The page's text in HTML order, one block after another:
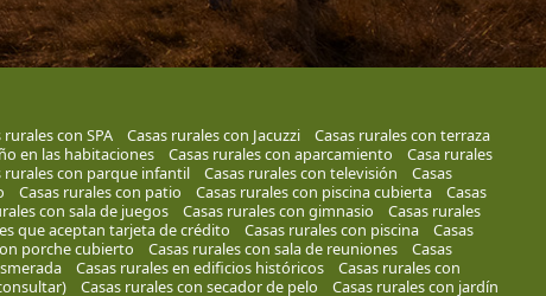
rurales con SPA Casas rurales con Jacuzzi
Casas rurales con terraza
en las habitaciones Casas rurales con aparcamiento
Casa rurales
rurales con parque infantil Casas rurales con televisión
Casas
Casas rurales con patio Casas rurales con piscina cubierta
Casas
con sala de juegos Casas rurales con gimnasio
Casas rurales
que aceptan tarjeta de crédito Casas rurales con piscina
Casas
porche cubierto Casas rurales con sala de reuniones
Casas
Casas rurales en edificios históricos
Casas rurales con
Casas rurales con secador de pelo
Casas rurales con jardín